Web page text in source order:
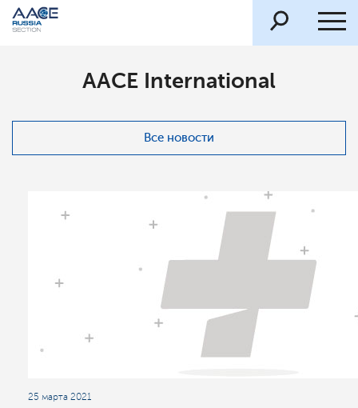
AACE International
Все новости
25 марта 2021